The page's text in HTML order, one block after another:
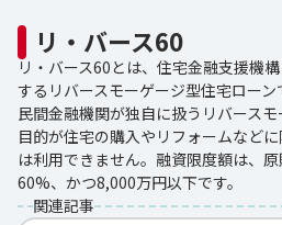
リ・バース60
リ・バース60とは、住宅金融支援機
するリバースモーゲージ型住宅ローン
民間金融機関が独自に扱うリバース
目的が住宅の購入やリフォームなど
は利用できません。融資限度額は、
60%、かつ8,000万円以下です。
関連記事